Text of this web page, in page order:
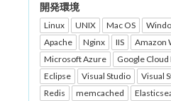
開発環境
Linux UNIX Mac OS
Apache
Nginx IIS
Amazon
Microsoft Azure
Google
Eclipse
Visual Studio Visual
Redis
memcached